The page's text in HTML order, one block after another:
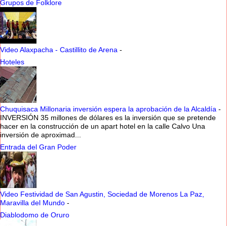
Grupos de Folklore
Video Alaxpacha - Castillito de Arena -
Hoteles
Chuquisaca Millonaria inversión espera la aprobación de la Alcaldía -
INVERSIÓN 35 millones de dólares es la inversión que se pretende
hacer en la construcción de un apart hotel en la calle Calvo Una
inversión de aproximad...
Entrada del Gran Poder
Video Festividad de San Agustin, Sociedad de Morenos La Paz,
Maravilla del Mundo -
Diablodomo de Oruro